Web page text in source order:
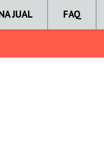
JUAL FAQ